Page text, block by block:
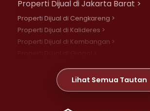
Properti Dijual di Jakarta Barat >
Properti Dijual di Cengkareng >
Properti Dijual di Kalideres >
Properti Dijual di Kembangan >
Properti Dijual di Meruya >
Properti Dijual di Jelambar >
Lihat Semua Tautan